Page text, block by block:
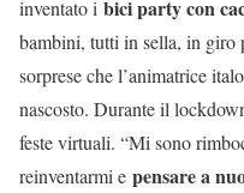
inventato i bici party con
bambini, tutti in sella, in giro
sorprese che l’animatrice
nascosto. Durante il
feste virtuali. “Mi sono
reinventarmi e pensare a